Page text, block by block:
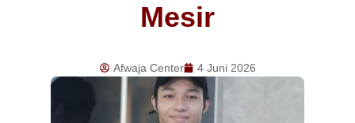
Mesir
Afwaja Center 4 Juni 2026